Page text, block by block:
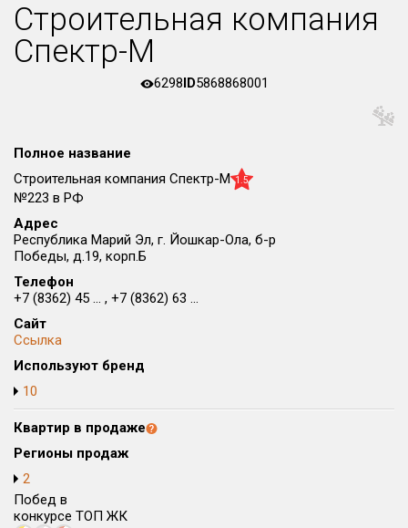
Район в регионе
Все
Все
Район в городе
Цена
от
Общая площадь, м²
от
Срок сдачи
от
Вид объекта
Строительная компания
Спектр-М
6298ID5868868001
Полное название
Строительная компания Спектр-М 1.5
№223 в РФ
Адрес
Республика Марий Эл, г. Йошкар-Ола, б-р
Победы, д.19, корп.Б
Телефон
+7 (8362) 45 ... , +7 (8362) 63 ...
Сайт
Ссылка
Используют бренд
10
Квартир в продаже
Регионы продаж
2
Побед в
конкурсе ТОП ЖК